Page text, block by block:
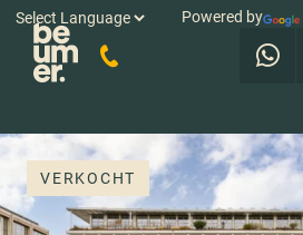
Powered by
VERKOCHT